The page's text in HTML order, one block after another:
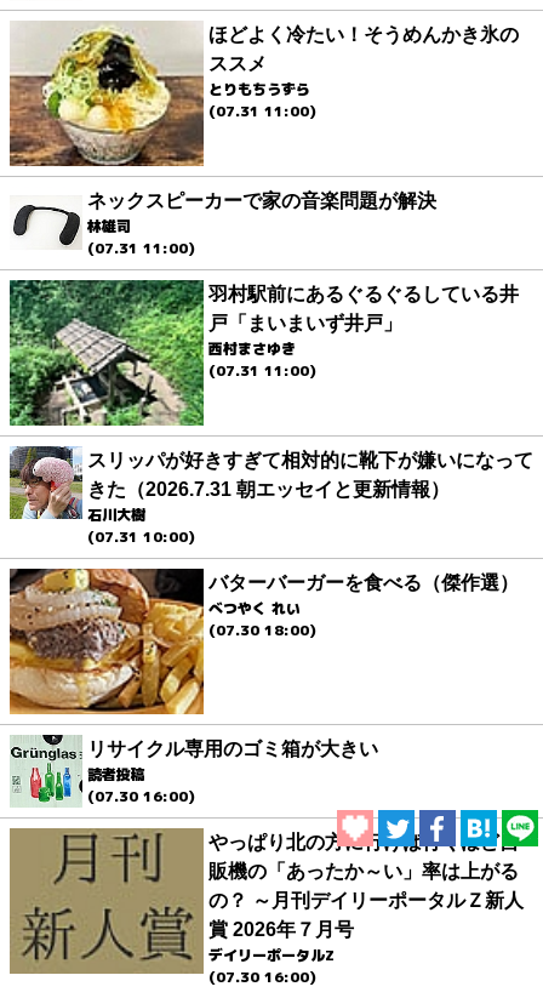
ほどよく冷たい！そうめんかき氷の
ススメ
とりもちうずら
(07.31 11:00)
ネックスピーカーで家の音楽問題が解決
林雄司
(07.31 11:00)
羽村駅前にあるぐるぐるしている井
戸「まいまいず井戸」
西村まさゆき
(07.31 11:00)
スリッパが好きすぎて相対的に靴下が嫌いになって
きた（2026.7.31 朝エッセイと更新情報）
石川大樹
(07.31 10:00)
バターバーガーを食べる（傑作選）
べつやく れい
(07.30 18:00)
リサイクル専用のゴミ箱が大きい
読者投稿
(07.30 16:00)
やっぱり北の方に行けば行くほど自
販機の「あったか～い」率は上がる
の？ ～月刊デイリーポータルＺ新人
賞 2026年７月号
デイリーポータルZ
(07.30 16:00)